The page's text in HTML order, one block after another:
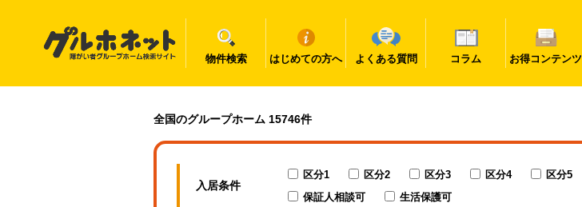
物件検索 はじめての方へ よくある質問 コラム お得コンテンツ
群馬県の障がい者グループホーム一覧｜グルホネット
全国のグループホーム 15746件
入居条件
区分1 区分2 区分3 区分4 区分5
保証人相談可
生活保護可